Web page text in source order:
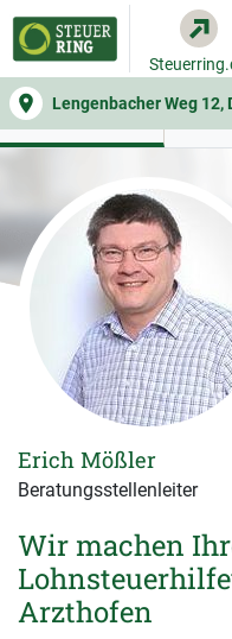
Lengenbacher Weg
WER SIE BERÄT
Wir machen
Arzthofen
Erich Mößler
Beratungsstellenleiter